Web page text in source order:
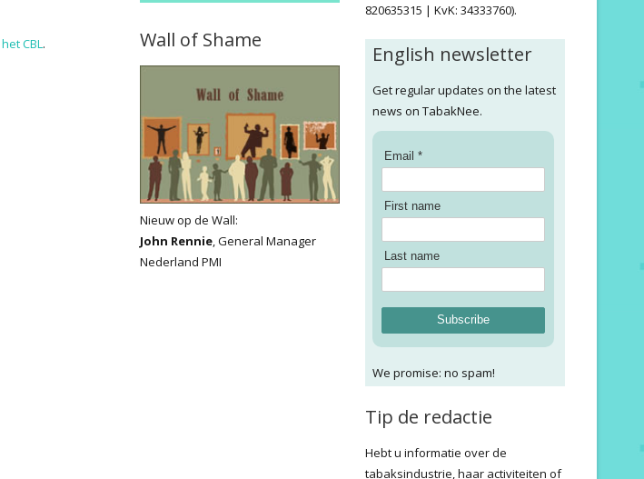
het CBL.
Wall of Shame
Nieuw op de Wall:
John Rennie, General Manager
Nederland PMI
820635315 | KvK: 34333760).
English newsletter
Get regular updates on the latest
news on TabakNee.
Email *
First name
Last name
Subscribe
We promise: no spam!
Tip de redactie
Hebt u informatie over de
tabaksindustrie, haar activiteiten of